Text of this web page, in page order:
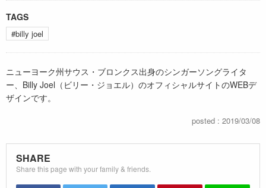
TAGS
#billy joel
ニューヨーク州サウス・ブロンクス出身のシンガーソングライタ
ー、Billy Joel（ビリー・ジョエル）のオフィシャルサイトのWEBデ
ザインです。
posted : 2019/03/08
SHARE
Share this page with your family & friends.